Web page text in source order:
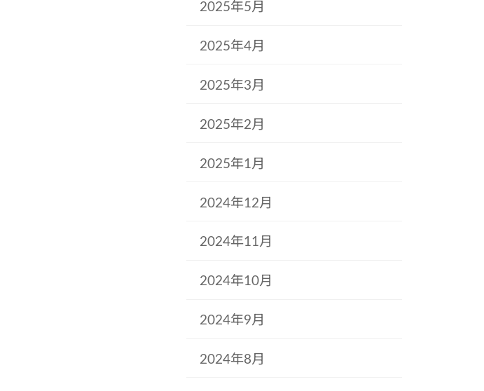
2025年5月
2025年4月
2025年3月
2025年2月
2025年1月
2024年12月
2024年11月
2024年10月
2024年9月
2024年8月